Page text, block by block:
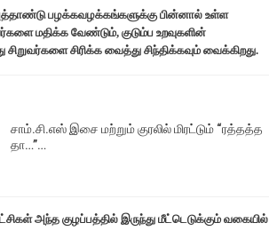
பழக்கவழக்கங்களுக்கு பின்னால் உள்ள
மதிக்க வேண்டும், குடும்ப உறவுகளின்
சிரிக்க வைத்து சிந்திக்கவும் வைக்கிறது.
சாம்.சி.எஸ் இசை மற்றும் குரலில் மிரட்டும் “ரத்தத்த
தா…”…
அந்த குழப்பத்தில் இருந்து மீட்டெடுக்கும் வகையில்